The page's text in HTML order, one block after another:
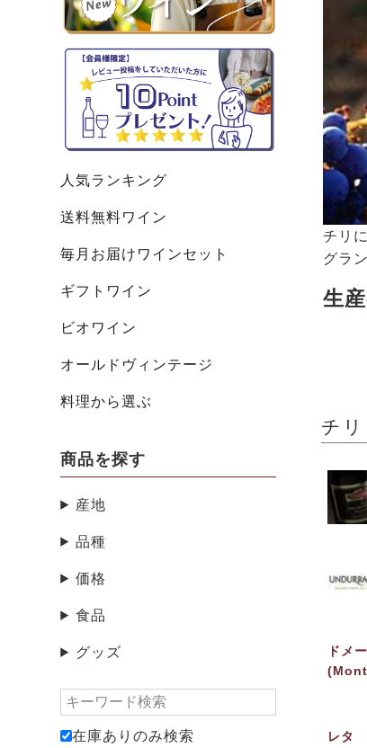
人気ランキング
送料無料ワイン
毎月お届けワインセット
ギフトワイン
ビオワイン
オールドヴィンテージ
料理から選ぶ
商品を探す
産地
品種
価格
食品
グッズ
在庫ありのみ検索
チリ
グラ
生
チ
ドメ
レタ